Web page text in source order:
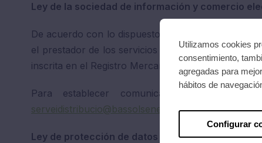
Ley de la sociedad de información y comercio
De acuerdo con lo dispuesto en el artículo 10 de
el prestador de los servicios ofertados en esta
inscrita en el Registro Mercantil de Girona, en el
Para establecer comunicación directa y
serveidistribucio@bassolsenergia.com, por
Ley de protección de datos de carácter personal
Utilizamos cookies
consentimiento,
agregadas para
hábitos de
Configurar